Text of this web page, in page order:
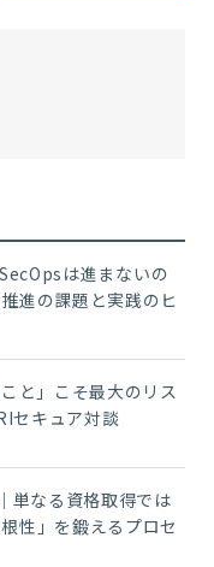
は進まないの
進の課題と実践のヒ
と」こそ最大のリス
キュア対談
単なる資格取得では
性」を鍛えるプロセ